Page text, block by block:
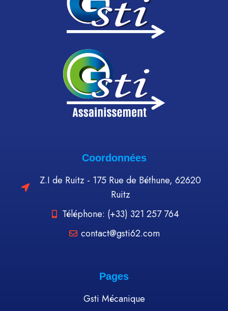
Coordonnées
Z.I de Ruitz - 175 Rue de Béthune, 62620
Ruitz
Téléphone: (+33) 321 257 764
contact@gsti62.com
Pages
Gsti Mécanique